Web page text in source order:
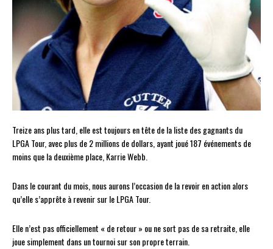
Treize ans plus tard, elle est toujours en tête de la liste des gagnants du
LPGA Tour, avec plus de 2 millions de dollars, ayant joué 187 événements de
moins que la deuxième place, Karrie Webb.
Dans le courant du mois, nous aurons l’occasion de la revoir en action alors
qu’elle s’apprête à revenir sur le LPGA Tour.
Elle n’est pas officiellement « de retour » ou ne sort pas de sa retraite, elle
joue simplement dans un tournoi sur son propre terrain.